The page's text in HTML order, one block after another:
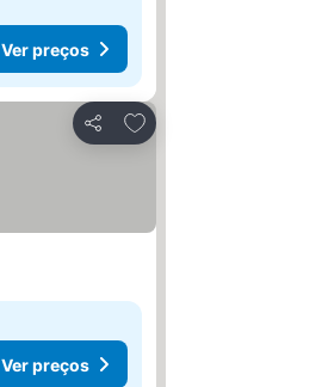
Ver preços
Partilhar
Adicionar aos favoritos
Ver preços